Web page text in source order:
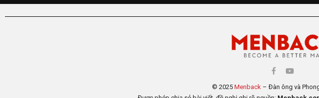
© 2025 Menback– Đàn ông và